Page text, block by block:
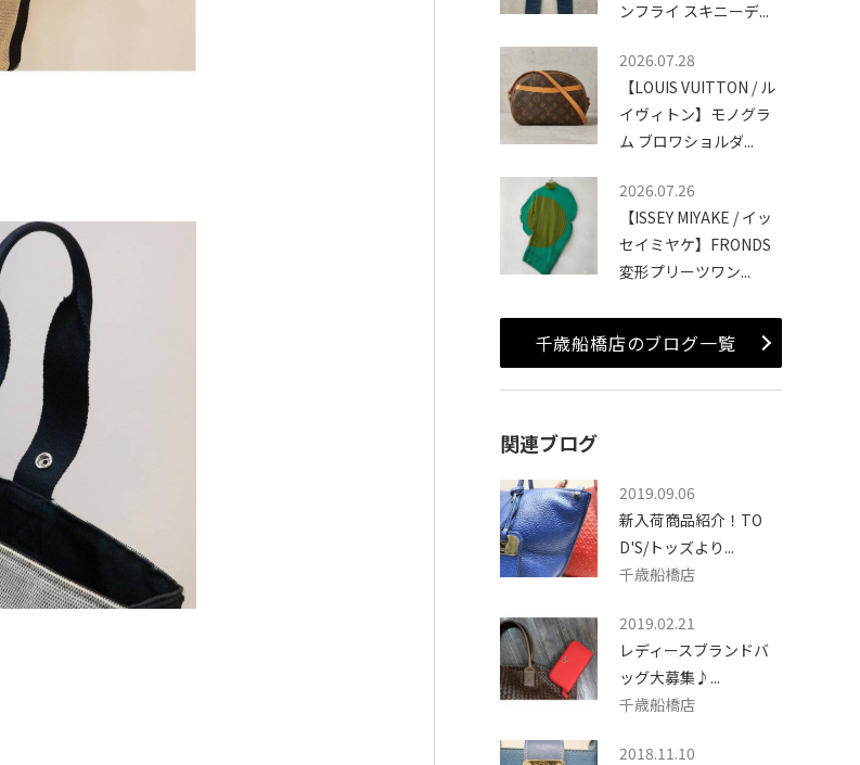
ンフライ スキニーデ...
2026.07.28
【LOUIS VUITTON / ル
イヴィトン】モノグラ
ム ブロワショルダ...
2026.07.26
【ISSEY MIYAKE / イッ
セイミヤケ】FRONDS
変形プリーツワン...
千歳船橋店のブログ一覧
関連ブログ
2019.09.06
新入荷商品紹介！TO
D'S/トッズより...
千歳船橋店
2019.02.21
レディースブランドバ
ッグ大募集♪...
千歳船橋店
2018.11.10